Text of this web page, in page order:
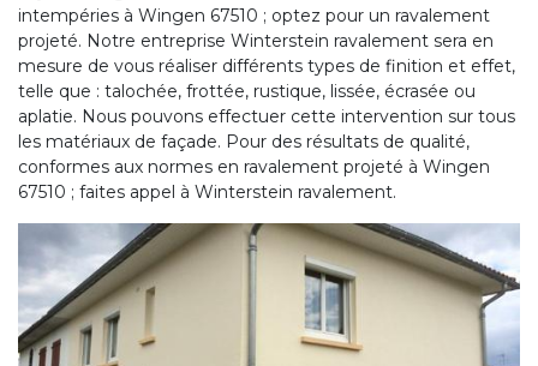
intempéries à Wingen 67510 ; optez pour un ravalement
projeté. Notre entreprise Winterstein ravalement sera en
mesure de vous réaliser différents types de finition et effet,
telle que : talochée, frottée, rustique, lissée, écrasée ou
aplatie. Nous pouvons effectuer cette intervention sur tous
les matériaux de façade. Pour des résultats de qualité,
conformes aux normes en ravalement projeté à Wingen
67510 ; faites appel à Winterstein ravalement.